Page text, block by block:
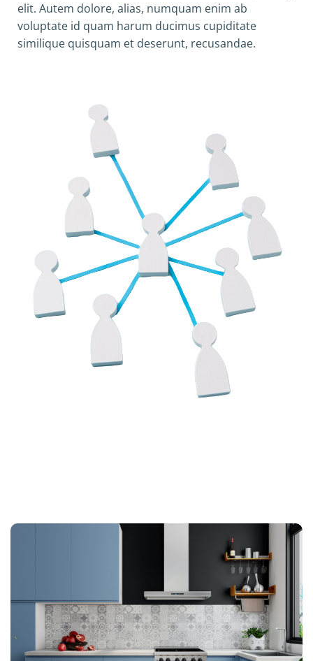
elit. Autem dolore, alias, numquam enim ab
voluptate id quam harum ducimus cupiditate
similique quisquam et deserunt, recusandae.